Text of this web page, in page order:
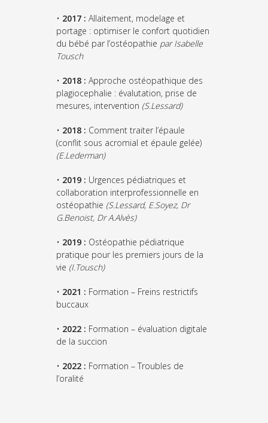
• 2017 : Allaitement, modelage et
portage : optimiser le confort quotidien
du bébé par l’ostéopathie par Isabelle
Tousch
• 2018 : Approche ostéopathique des
plagiocephalie : évalutation, prise de
mesures, intervention (S.Lessard)
• 2018 : Comment traiter l’épaule
(conflit sous acromial et épaule gelée)
(E.Lederman)
• 2019 : Urgences pédiatriques et
collaboration interprofessionnelle en
ostéopathie (S.Lessard, E.Soyez, Dr
G.Benoist, Dr A.Alvès)
• 2019 : Ostéopathie pédiatrique
pratique pour les premiers jours de la
vie (I.Tousch)
• 2021 : Formation – Freins restrictifs
buccaux
• 2022 : Formation – évaluation digitale
de la succion
• 2022 : Formation – Troubles de
l’oralité